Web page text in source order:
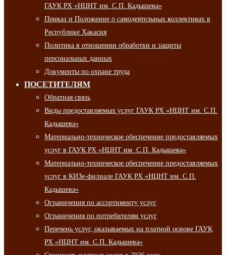
ГАУК РХ «НЦНТ им. С.П. Кадышева»
Приказ и Положение о самодеятельных коллективах в
Республике Хакасия
Политика в отношении обработки и защиты
персональных данных
Документы по охране труда
ПОСЕТИТЕЛЯМ
Обратная связь
Виды предоставляемых услуг ГАУК РХ «НЦНТ им. С.П.
Кадышева»
Материально-техническое обеспечение предоставляемых
услуг в ГАУК РХ «НЦНТ им. С.П. Кадышева»
Материально-техническое обеспечение предоставляемых
услуг в КИЗе-филиале ГАУК РХ «НЦНТ им. С.П.
Кадышева»
Ограничения по ассортименту услуг
Ограничения по потребителям услуг
Перечень услуг, оказываемых на платной основе ГАУК
РХ «НЦНТ им. С.П. Кадышева»